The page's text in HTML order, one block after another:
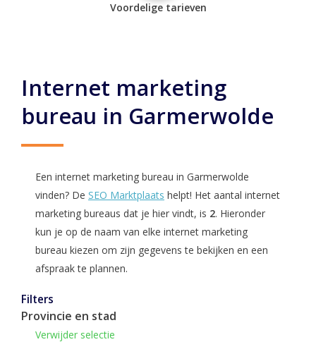
Voordelige tarieven
Internet marketing
bureau in Garmerwolde
Een internet marketing bureau in Garmerwolde
vinden? De SEO Marktplaats helpt! Het aantal internet
marketing bureaus dat je hier vindt, is 2. Hieronder
kun je op de naam van elke internet marketing
bureau kiezen om zijn gegevens te bekijken en een
afspraak te plannen.
Filters
Provincie en stad
Verwijder selectie